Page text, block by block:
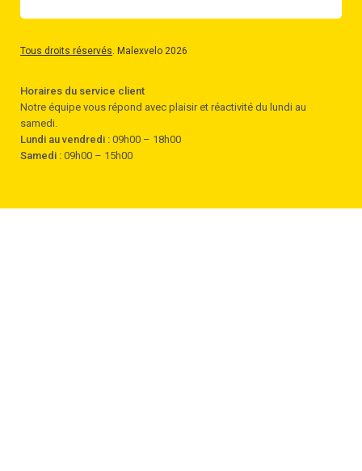
Tous droits réservés. Malexvelo 2026
Horaires du service client
Notre équipe vous répond avec plaisir et réactivité du lundi au
samedi.
Lundi au vendredi : 09h00 – 18h00
Samedi : 09h00 – 15h00